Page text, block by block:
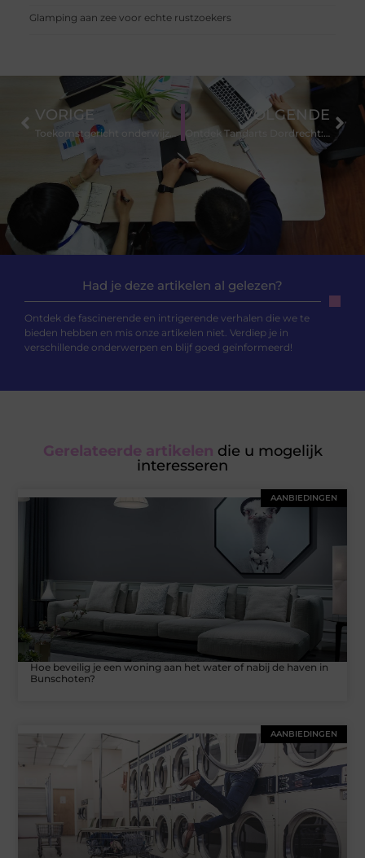
Glamping aan zee voor echte rustzoekers
Had je deze artikelen al gelezen?
Ontdek de fascinerende en intrigerende verhalen die we te
bieden hebben en mis onze artikelen niet. Verdiep je in
verschillende onderwerpen en blijf goed geïnformeerd!
VORIGE VOLGENDE
Ontdek Tandarts Dordrecht: Uw Partner voor Uitmuntende Mondzorg
Gerelateerde artikelen die u mogelijk
interesseren
AANBIEDINGEN
Hoe beveilig je een woning aan het water of nabij de haven in
Bunschoten?
AANBIEDINGEN